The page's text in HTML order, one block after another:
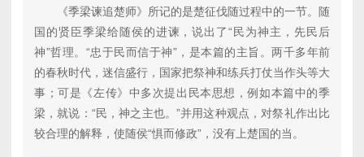
《季梁谏追楚师》所记的是楚征伐随过程中的一节。随
国的贤臣季梁给随侯的进谏，说出了“民为神主，先民后
神”哲理。“忠于民而信于神”，是本篇的主旨。两千多年前
的春秋时代，迷信盛行，国家把祭神和练兵打仗当作头等大
事；可是《左传》中多次提出民本思想，例如本篇中的季
梁，就说：“民，神之主也。”并用这种观点，对祭礼作出比
较合理的解释，使随侯“惧而修政”，没有上楚国的当。